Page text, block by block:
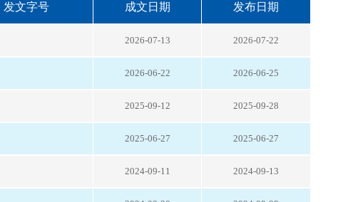
发文字号 成文日期 发布日期
2026-07-13 2026-07-22
2026-06-22 2026-06-25
2025-09-12 2025-09-28
2025-06-27 2025-06-27
2024-09-11 2024-09-13